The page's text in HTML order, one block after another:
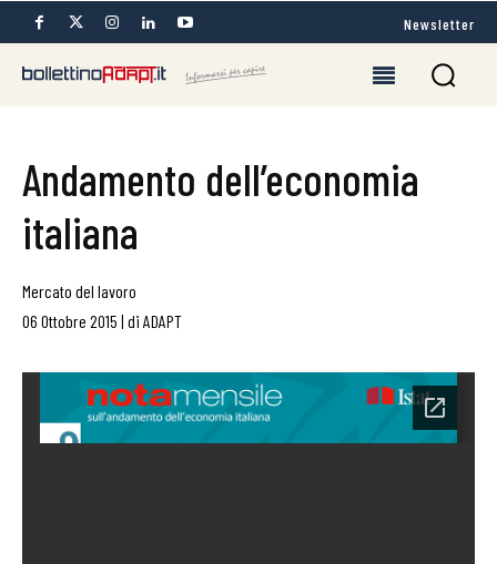
Newsletter
Andamento dell’economia
italiana
Mercato del lavoro
06 Ottobre 2015 | di ADAPT